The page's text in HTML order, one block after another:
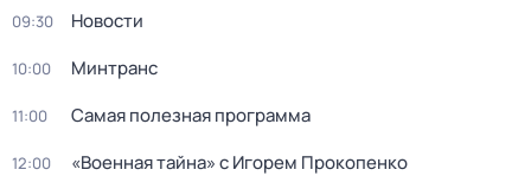
09:30 Новости
10:00 Минтранс
11:00 Самая полезная программа
12:00 «Военная тайна» с Игорем Прокопенко